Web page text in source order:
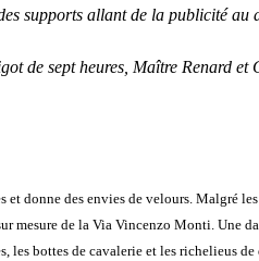
supports allant de la publicité au
de sept heures, Maître Renard
donne des envies de velours. Malgré
mesure de la Via Vincenzo Monti. Une
les bottes de cavalerie et les richelieus